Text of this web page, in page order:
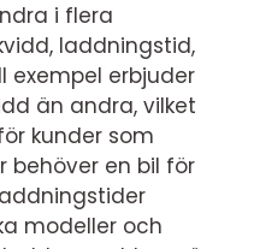
i flera
laddningstid,
exempel erbjuder
än andra, vilket
kunder som
behöver en bil för
modeller och